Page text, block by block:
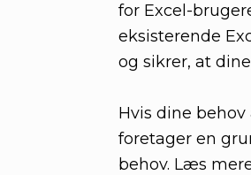
for Excel-
eksisterende
og sikrer, at
Hvis dine
foretager en
behov. Læs